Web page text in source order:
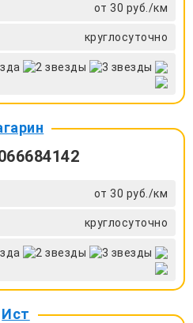
от 30 руб./км
круглосуточно
от 30 руб./км
круглосуточно
Ист